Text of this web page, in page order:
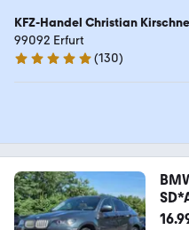
KFZ-Handel Christian
99092 Erfurt
5 Sterne
(130)